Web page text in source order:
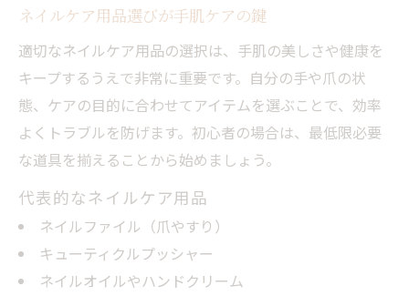
ネイルケア用品選びが手肌ケアの鍵
適切なネイルケア用品の選択は、手肌の美しさや健康を
キープするうえで非常に重要です。自分の手や爪の状
態、ケアの目的に合わせてアイテムを選ぶことで、効率
よくトラブルを防げます。初心者の場合は、最低限必要
な道具を揃えることから始めましょう。
代表的なネイルケア用品
ネイルファイル（爪やすり）
キューティクルプッシャー
ネイルオイルやハンドクリーム